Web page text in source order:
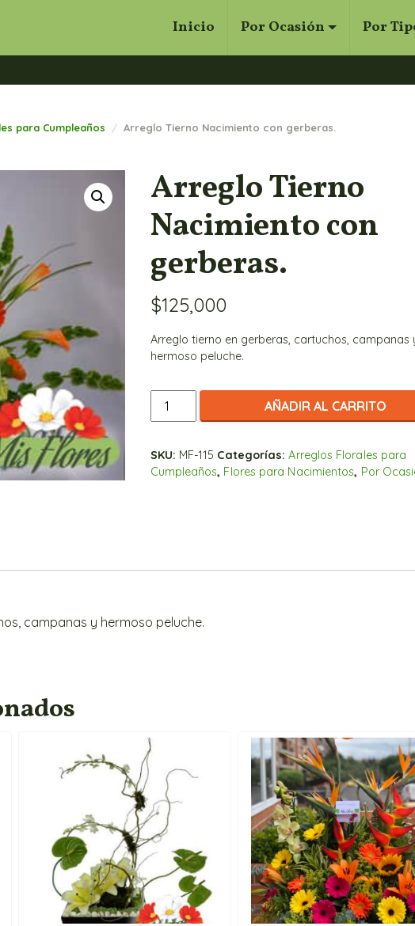
Inicio Por Ocasión Por
Cerrar
Buscar
para Cumpleaños Arreglo Tierno Nacimiento con gerberas.
Arreglo Tierno
Nacimiento con
gerberas.
$125,000
Arreglo tierno en gerberas, cartuchos, campanas
hermoso peluche.
Arreglo
Tierno
con
gerberas.
AÑADIR AL CARRITO
SKU: MF-115 Categorías:Arreglos Florales para
Cumpleaños, Flores para Nacimientos, Por
campanas y hermoso peluche.